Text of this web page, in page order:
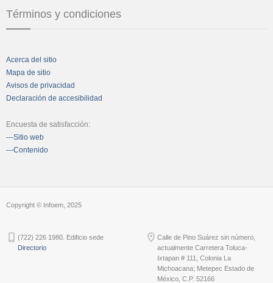
Términos y condiciones
Acerca del sitio
Mapa de sitio
Avisos de privacidad
Declaración de accesibilidad
Encuesta de satisfacción:
---Sitio web
---Contenido
Copyright © Infoem, 2025
(722) 226 1980. Edificio sede
Directorio
Calle de Pino Suárez sin número,
actualmente Carretera Toluca-
Ixtapan # 111, Colonia La
Michoacana; Metepec Estado de
México, C.P. 52166